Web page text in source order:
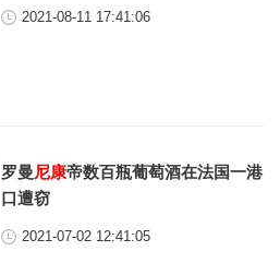
2021-08-11 17:41:06
罗曼尼康帝数百瓶葡萄酒在法国一港
口遭窃
2021-07-02 12:41:05